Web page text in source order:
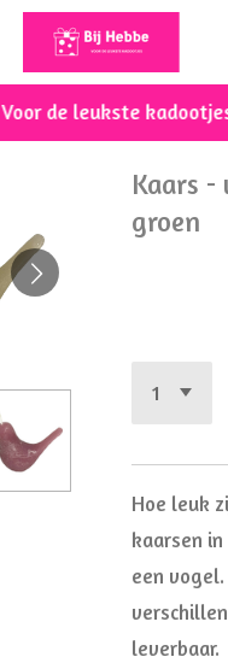
Voor de leukste
Kaars -
groen
Hoe leuk
kaarsen
een vogel.
leverbaar.